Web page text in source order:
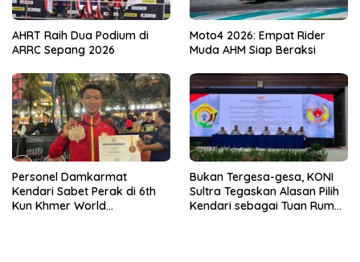
AHRT Raih Dua Podium di
ARRC Sepang 2026
Moto4 2026: Empat Rider
Muda AHM Siap Beraksi
Personel Damkarmat
Kendari Sabet Perak di 6th
Kun Khmer World
Bukan Tergesa-gesa, KONI
Sultra Tegaskan Alasan Pilih
Kendari sebagai Tuan Rumah